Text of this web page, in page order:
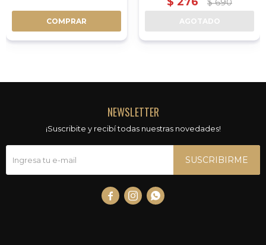
COMPRAR
$ 690
AGOTADO
NEWSLETTER
¡Suscribite y recibí todas nuestras novedades!
SUSCRIBIRME
  